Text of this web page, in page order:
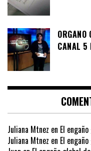
CANAL 5
Juliana Mtnez en El
Juliana Mtnez en El